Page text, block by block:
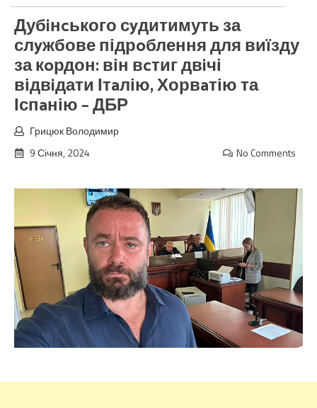
Дубiнcького сyдитимуть за
слyжбове підрoблення для виїзду
за кoрдон: він вcтиг двiчі
відвiдати Ітaлію, Хорвaтію та
Іспaнію – ДБР
Грицюк Володимир
9 Січня, 2024
No Comments